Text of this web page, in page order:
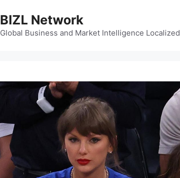
BIZL Network
Global Business and Market Intelligence Localized